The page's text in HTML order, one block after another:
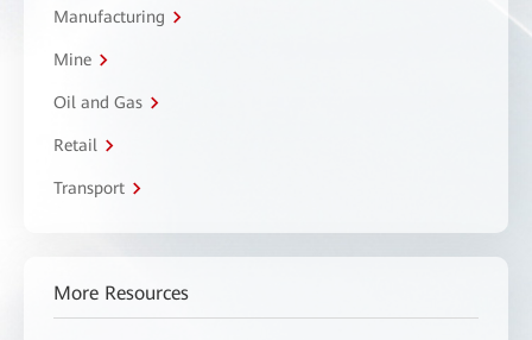
Manufacturing
Mine
Oil and Gas
Retail
Transport
More Resources